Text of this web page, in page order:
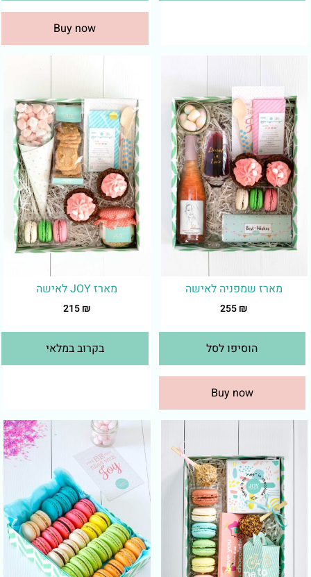
Buy now
מארז שמפניה לאישה
255₪
הוסיפו לסל
Buy now
מארז JOY לאישה
215₪
בקרוב במלאי